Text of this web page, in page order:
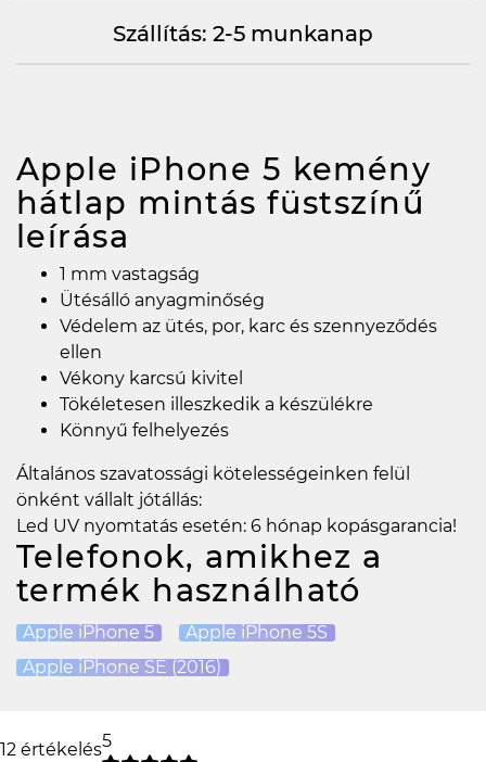
Szállítás: 2-5 munkanap
Apple iPhone 5 kemény
hátlap mintás füstszínű
leírása
1 mm vastagság
Ütésálló anyagminőség
Védelem az ütés, por, karc és szennyeződés
ellen
Vékony karcsú kivitel
Tökéletesen illeszkedik a készülékre
Könnyű felhelyezés
Általános szavatossági kötelességeinken felül
önként vállalt jótállás:
Led UV nyomtatás esetén: 6 hónap kopásgarancia!
Telefonok, amikhez a
termék használható
Apple iPhone 5
Apple iPhone 5S
Apple iPhone SE (2016)
12 értékelés5